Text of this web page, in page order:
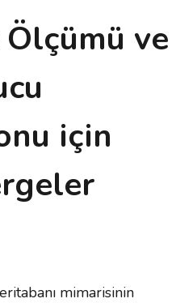
ve
için
mimarisinin